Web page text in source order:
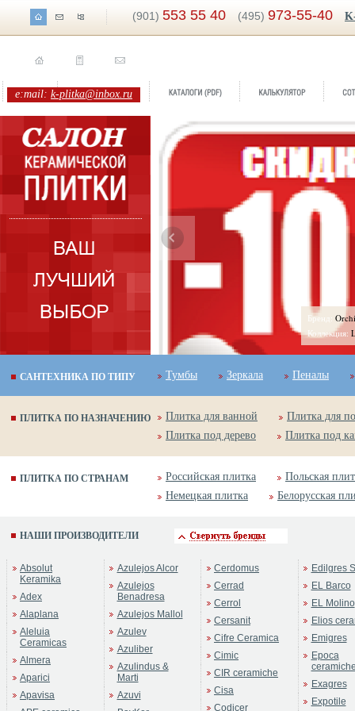
(901) 553 55 40 (495) 973-55-40
e:mail: k-plitka@inbox.ru
Bluemoon
Бренд:
Коллекция:
САНТЕХНИКА ПО ТИПУ Тумбы Зеркала Пеналы
ПЛИТКА ПО НАЗНАЧЕНИЮ Плитка для ванной
Плитка для
Плитка под дерево
Плитка под
ПЛИТКА ПО СТРАНАМ Российская плитка
Польская
Немецкая плитка
Белорусская
НАШИ ПРОИЗВОДИТЕЛИ
Absolut
Keramika
Adex
Alaplana
Aleluia
Ceramicas
Almera
Aparici
Apavisa
Azulejos Alcor
Azulejos
Benadresa
Azulejos Mallol
Azulev
Azuliber
Azulindus &
Marti
Azuvi
Cerdomus
Cerrad
Cerrol
Cersanit
Cifre Ceramica
Cimic
CIR ceramiche
Cisa
Codicer
Edilgres
EL Barco
EL Molino
Elios
Emigres
Epoca
Exagres
Expotile